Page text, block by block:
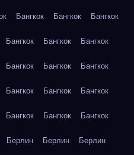
Бангкок Бангкок Бангкок
Бангкок Бангкок Бангкок
Бангкок Бангкок Бангкок
Бангкок Бангкок Бангкок
Бангкок Бангкок Бангкок
Берлин Берлин Берлин